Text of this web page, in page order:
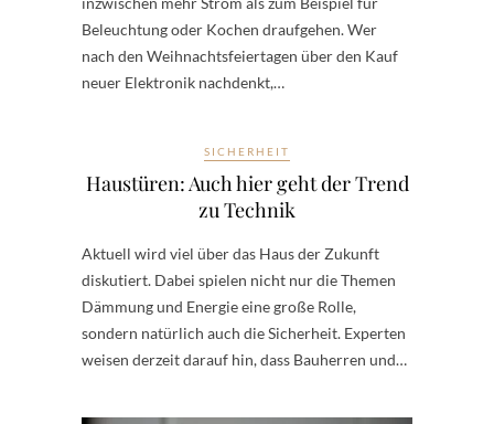
Beleuchtung oder Kochen draufgehen. Wer
nach den Weihnachtsfeiertagen über den Kauf
neuer Elektronik nachdenkt,…
SICHERHEIT
Haustüren: Auch hier geht der Trend
zu Technik
Aktuell wird viel über das Haus der Zukunft
diskutiert. Dabei spielen nicht nur die Themen
Dämmung und Energie eine große Rolle,
sondern natürlich auch die Sicherheit. Experten
weisen derzeit darauf hin, dass Bauherren und…